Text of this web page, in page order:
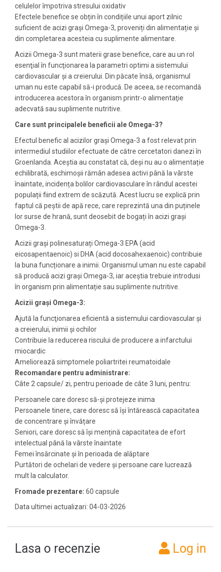
celulelor împotriva stresului oxidativ
Efectele benefice se obțin în condițiile unui aport zilnic
suficient de acizi grași Omega-3, proveniți din alimentație și
din completarea acesteia cu suplimente alimentare.
Acizii Omega-3 sunt materii grase benefice, care au un rol
esenţial în funcţionarea la parametri optimi a sistemului
cardiovascular şi a creierului. Din păcate însă, organismul
uman nu este capabil să-i producă. De aceea, se recomandă
introducerea acestora în organism printr-o alimentaţie
adecvată sau suplimente nutritive.
Care sunt principalele beneficii ale Omega-3?
Efectul benefic al acizilor grași Omega-3 a fost relevat prin
intermediul studiilor efectuate de către cercetatori danezi în
Groenlanda. Aceștia au constatat că, deși nu au o alimentație
echilibrată, eschimoșii rămân adesea activi până la vârste
înaintate, incidența bolilor cardiovasculare în rândul acestei
populații fiind extrem de scăzută. Acest lucru se explică prin
faptul că peștii de apă rece, care reprezintă una din puținele
lor surse de hrană, sunt deosebit de bogați în acizi grași
Omega-3.
Acizii grași polinesaturați Omega-3 EPA (acid
eicosapentaenoic) si DHA (acid docosahexaenoic) contribuie
la buna funcționare a inimii. Organismul uman nu este capabil
să producă acizi grași Omega-3, iar aceștia trebuie introdusi
în organism prin alimentație sau suplimente nutritive.
Acizii grași Omega-3:
Ajută la funcţionarea eficientă a sistemului cardiovascular şi
a creierului, inimii şi ochilor
Contribuie la reducerea riscului de producere a infarctului
miocardic
Ameliorează simptomele poliartritei reumatoidale
Recomandare pentru administrare:
Câte 2 capsule/ zi, pentru perioade de câte 3 luni, pentru:
Persoanele care doresc să-și protejeze inima
Persoanele tinere, care doresc să își întărească capacitatea
de concentrare și învățare
Seniori, care doresc să își mențină capacitatea de efort
intelectual până la vârste înaintate
Femei însărcinate și în perioada de alăptare
Purtători de ochelari de vedere și persoane care lucrează
mult la calculator.
Fromade prezentare: 60 capsule
Data ultimei actualizari: 04-03-2026
Lasa o recenzie Log in